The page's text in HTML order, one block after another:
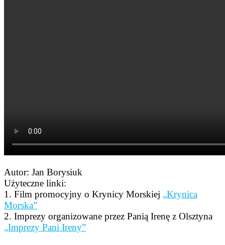
Autor: Jan Borysiuk
Użyteczne linki:
1. Film promocyjny o Krynicy Morskiej „Krynica
Morska”
2. Imprezy organizowane przez Panią Irenę z Olsztyna
„Imprezy Pani Ireny”